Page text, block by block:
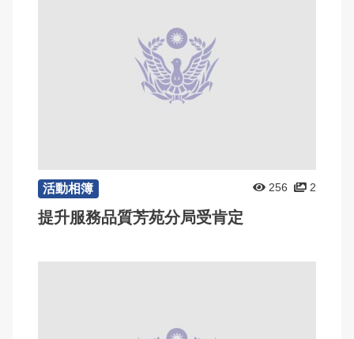
活動相簿 256 2
提升服務品質芳苑分局受肯定